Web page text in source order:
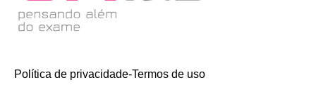
Política de privacidade-Termos de uso